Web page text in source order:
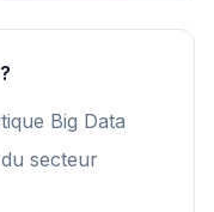
Big Data
secteur